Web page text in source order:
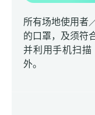
所有场地使用者
的口罩，及须符
并利用手机扫
外。